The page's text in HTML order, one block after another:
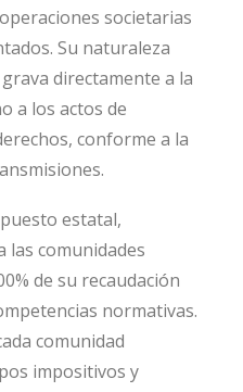
societarias
Su naturaleza
directamente a la
a los actos de
conforme a la
estatal,
las comunidades
de su recaudación
normativas.
comunidad
impositivos y